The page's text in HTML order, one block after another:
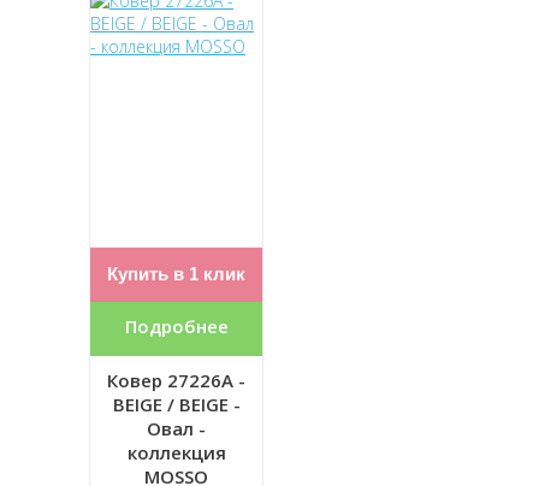
Купить в 1 клик
Подробнее
Ковер 27226A -
BEIGE / BEIGE -
Овал -
коллекция
MOSSO